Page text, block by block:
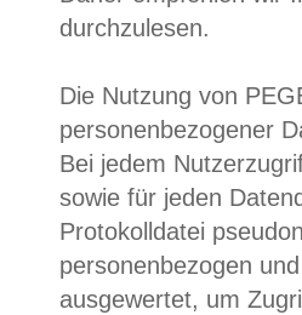
durchzulesen.
Die Nutzung von
personenbezogener
Bei jedem
sowie für jeden
Protokolldatei
personenbezogen
ausgewertet, um